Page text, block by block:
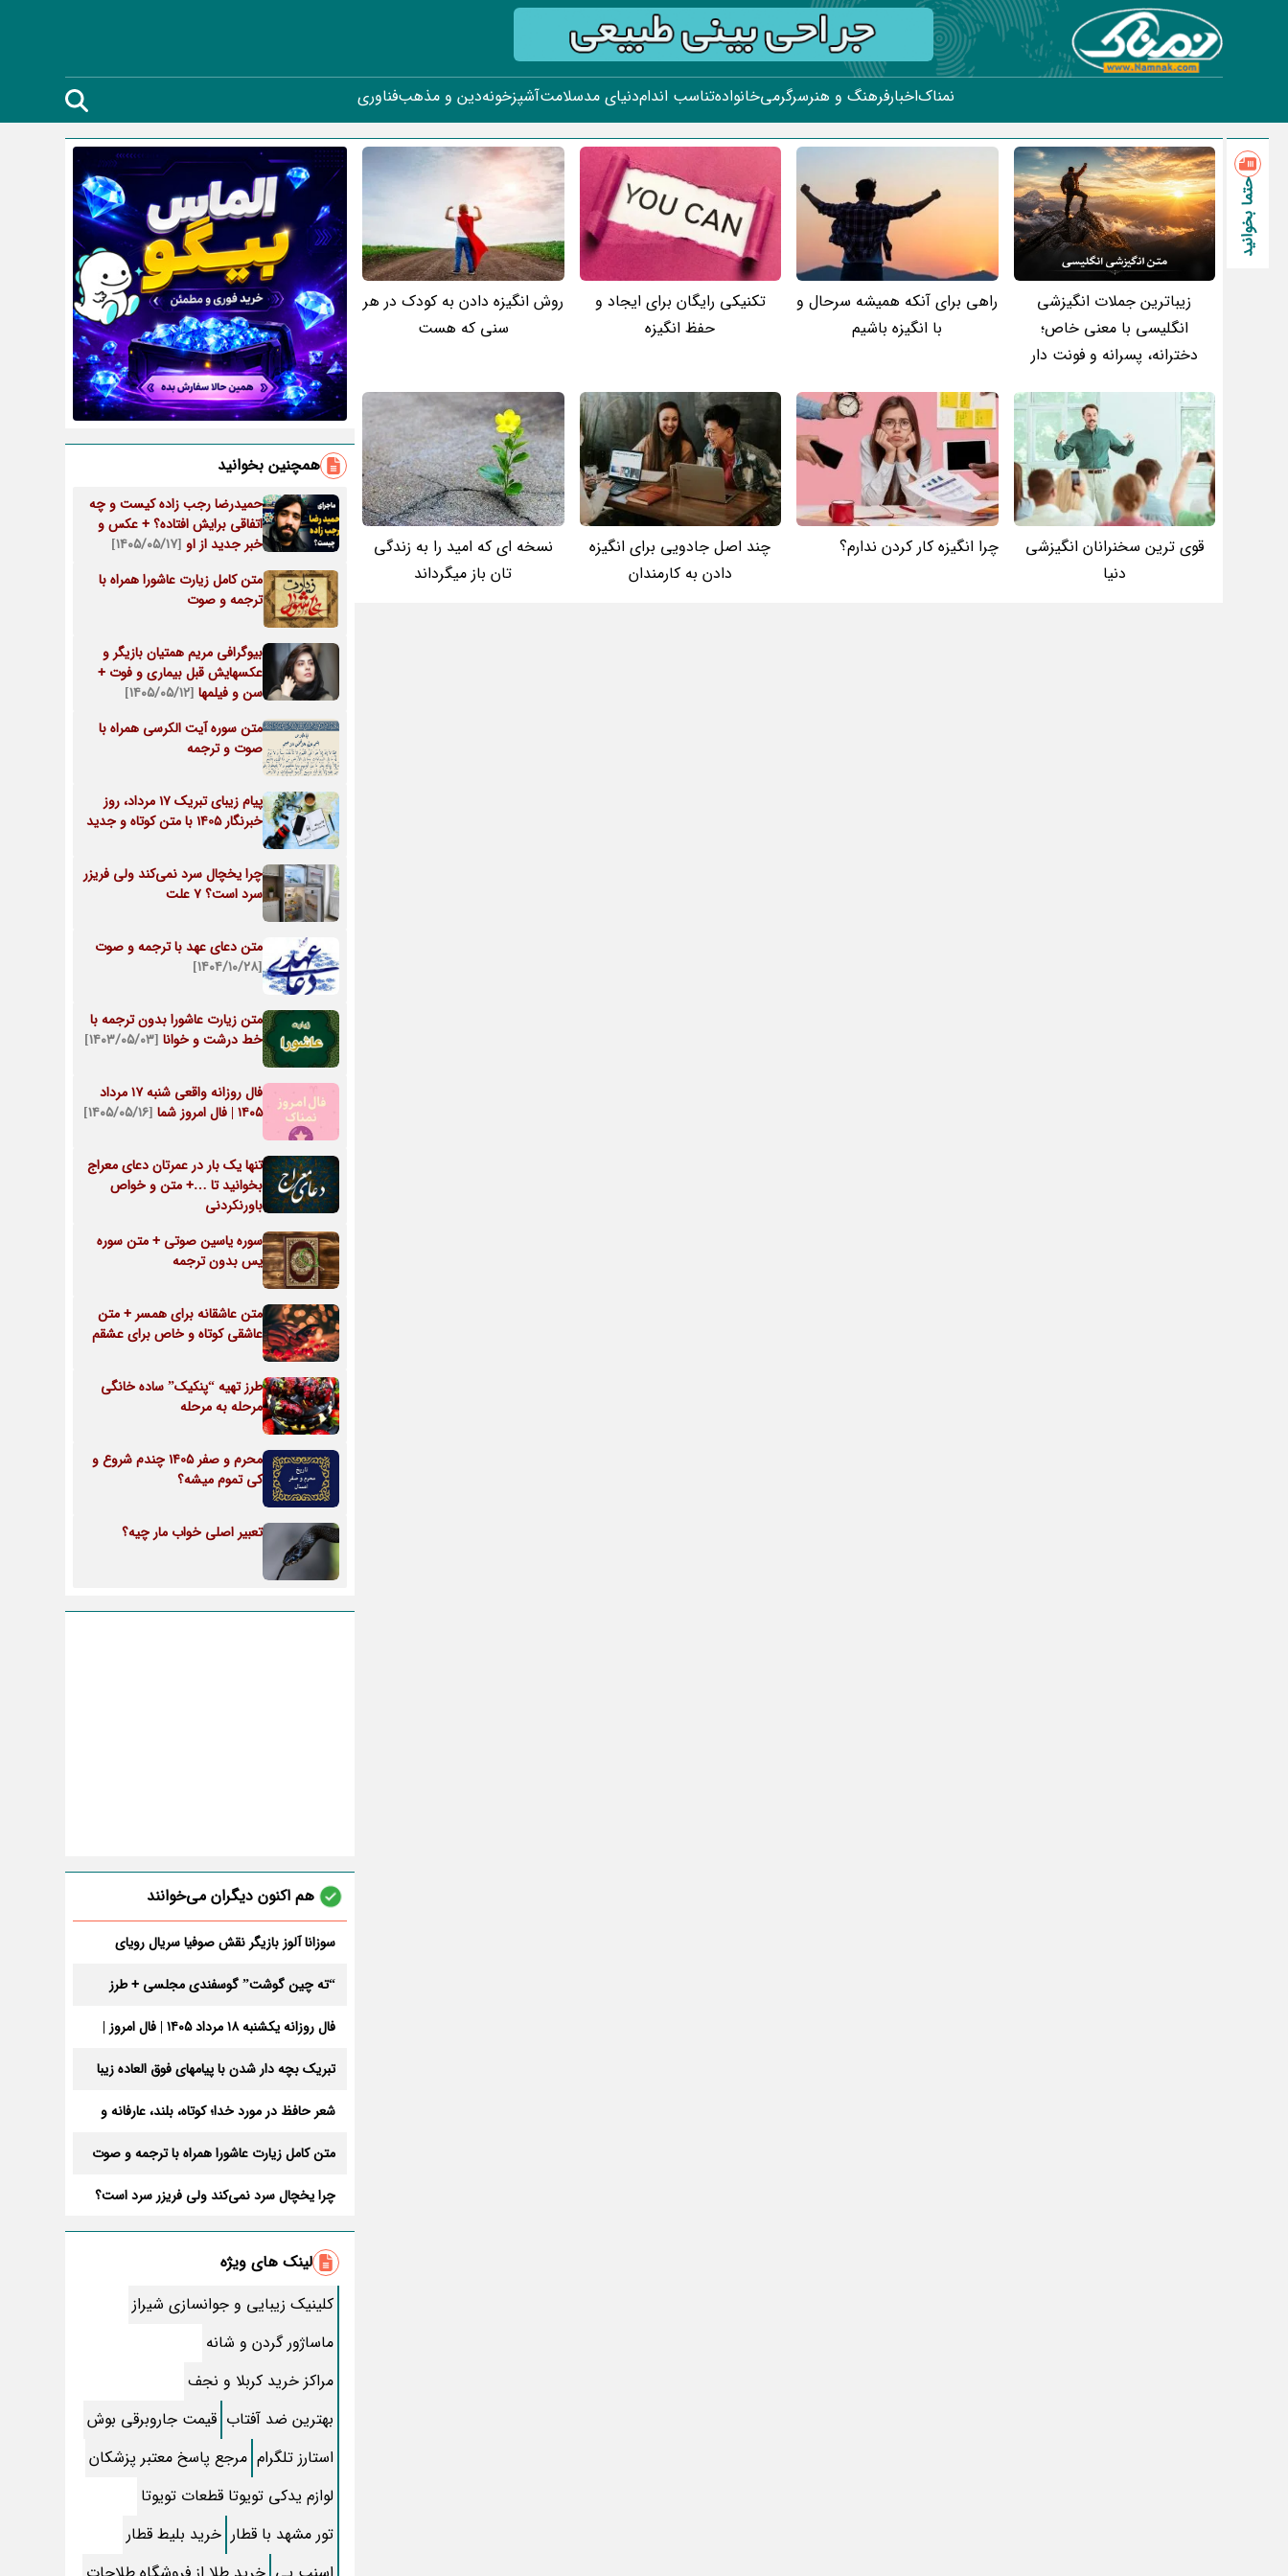
نمناکاخبارفرهنگ و هنرسرگرمیخانوادهتناسب اندامدنیای مدسلامتآشپزخونهدین و مذهبفناوری
حتما بخوانید
زیباترین جملات انگیزشی
انگلیسی با معنی خاص؛
دخترانه، پسرانه و فونت دار
راهی برای آنکه همیشه سرحال و
با انگیزه باشیم
تکنیکی رایگان برای ایجاد و
حفظ انگیزه
روش انگیزه دادن به کودک در هر
سنی که هست
قوی ترین سخنرانان انگیزشی
دنیا
چرا انگیزه کار کردن ندارم؟
چند اصل جادویی برای انگیزه
دادن به کارمندان
نسخه ای که امید را به زندگی
تان باز میگرداند
همچنین بخوانید
حمیدرضا رجب‌ زاده کیست و چه
اتفاقی برایش افتاده؟ + عکس و
خبر جدید از او [۱۴۰۵/۰۵/۱۷]
متن کامل زیارت عاشورا همراه با
ترجمه و صوت
بیوگرافی مریم همتیان بازیگر و
عکسهایش قبل بیماری و فوت +
سن و فیلمها [۱۴۰۵/۰۵/۱۲]
متن سوره آیت الکرسی همراه با
صوت و ترجمه
پیام زیبای تبریک 17 مرداد، روز
خبرنگار 1405 با متن کوتاه و جدید
چرا یخچال سرد نمی‌کند ولی فریزر
سرد است؟ 7 علت
متن دعای عهد با ترجمه و صوت
[۱۴۰۴/۱۰/۲۸]
متن زیارت عاشورا بدون ترجمه با
خط درشت و خوانا [۱۴۰۳/۰۵/۰۳]
فال روزانه واقعی شنبه ۱۷ مرداد
۱۴۰۵ | فال امروز شما
[۱۴۰۵/۰۵/۱۶]
تنها یک بار در عمرتان دعای معراج
بخوانید تا …+ متن و خواص
باورنکردنی
سوره یاسین صوتی + متن سوره
یس بدون ترجمه
متن عاشقانه برای همسر + متن
عاشقی کوتاه و خاص برای عشقم
طرز تهیه “پنکیک” ساده خانگی
مرحله به مرحله
محرم و صفر 1405 چندم شروع و
کی تموم میشه؟
تعبیر اصلی خواب مار چیه؟
هم اکنون دیگران می‌خوانند
سوزانا آلوز بازیگر نقش صوفیا سریال رویای
“ته چین گوشت” گوسفندی مجلسی + طرز
فال روزانه یکشنبه ۱۸ مرداد ۱۴۰۵ | فال امروز |
تبریک بچه دار شدن با پیامهای فوق العاده زیبا
شعر حافظ در مورد خدا؛ کوتاه، بلند، عارفانه و
متن کامل زیارت عاشورا همراه با ترجمه و صوت
چرا یخچال سرد نمی‌کند ولی فریزر سرد است؟
طرز تهیه کرم کارامل؛ دسری محبوب و دلچسب
تعبیر اصلی خواب مار چیه؟
افتاده؟ + عکس و خبر جدید از او
طرز تهیه شنیسل مرغ خانگی راحت با سس
قارچ رستورانی + نکات کلیدی
فال روزانه واقعی شنبه ۱۷ مرداد ۱۴۰۵ | فال امروز
شما
4 ازدواج و 3 طلاق مرد جوان در 1 ماه!
اگر شما هم جگر مرغ می خورید حتما بخوانید
لینک های ویژه
کلینیک زیبایی و جوانسازی شیراز
ماساژور گردن و شانه
مراکز خرید کربلا و نجف
بهترین ضد آفتاب قیمت جاروبرقی بوش
استارز تلگرام مرجع پاسخ معتبر پزشکان
لوازم یدکی تویوتا قطعات تویوتا
تور مشهد با قطار خرید بلیط قطار